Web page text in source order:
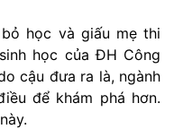
học và giấu mẹ thi
học của ĐH Công
cậu đưa ra là, ngành
để khám phá hơn.